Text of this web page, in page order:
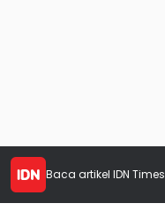
Baca artikel IDN Times